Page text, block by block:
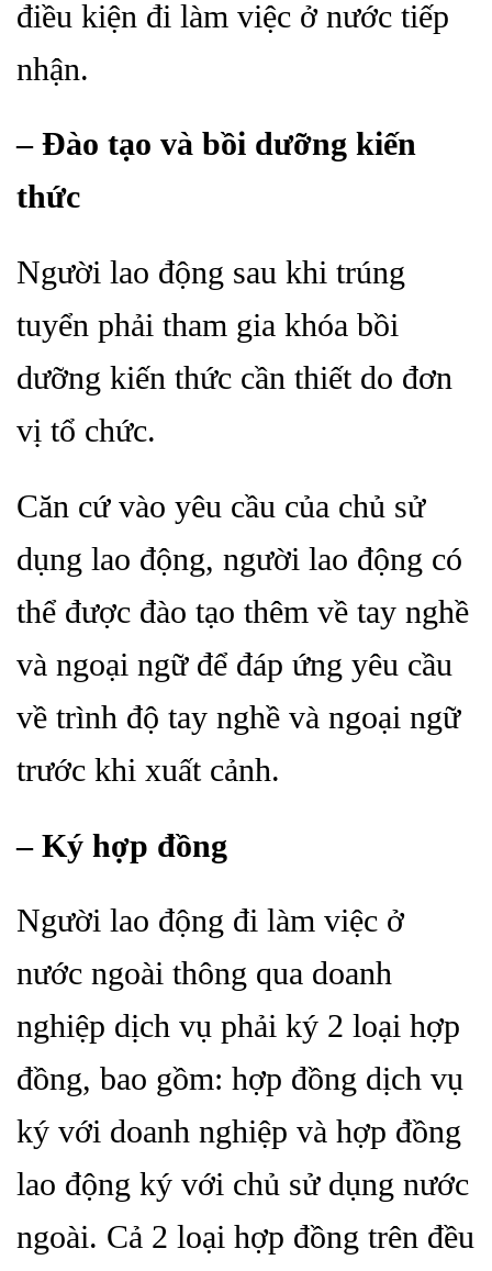
điều kiện đi làm việc ở nước tiếp
nhận.
– Đào tạo và bồi dưỡng kiến
thức
Người lao động sau khi trúng
tuyển phải tham gia khóa bồi
dưỡng kiến thức cần thiết do đơn
vị tổ chức.
Căn cứ vào yêu cầu của chủ sử
dụng lao động, người lao động có
thể được đào tạo thêm về tay nghề
và ngoại ngữ để đáp ứng yêu cầu
về trình độ tay nghề và ngoại ngữ
trước khi xuất cảnh.
– Ký hợp đồng
Người lao động đi làm việc ở
nước ngoài thông qua doanh
nghiệp dịch vụ phải ký 2 loại hợp
đồng, bao gồm: hợp đồng dịch vụ
ký với doanh nghiệp và hợp đồng
lao động ký với chủ sử dụng nước
ngoài. Cả 2 loại hợp đồng trên đều